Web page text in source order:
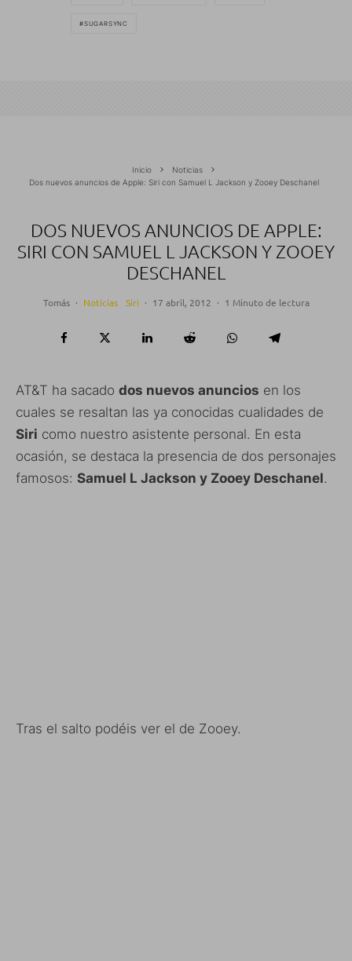
SUGARSYNC
Inicio
Noticias
Dos nuevos anuncios de Apple: Siri con Samuel L Jackson y Zooey Deschanel
DOS NUEVOS ANUNCIOS DE APPLE:
SIRI CON SAMUEL L JACKSON Y ZOOEY
DESCHANEL
Tomás · Noticias Siri · 17 abril, 2012 · 1 Minuto de lectura
AT&T ha sacado dos nuevos anuncios en los
cuales se resaltan las ya conocidas cualidades de
Siri como nuestro asistente personal. En esta
ocasión, se destaca la presencia de dos personajes
famosos: Samuel L Jackson y Zooey Deschanel.
Tras el salto podéis ver el de Zooey.